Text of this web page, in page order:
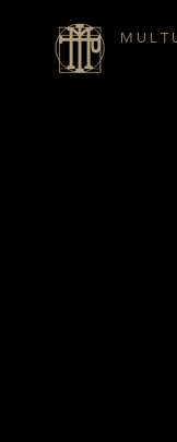
M U L T